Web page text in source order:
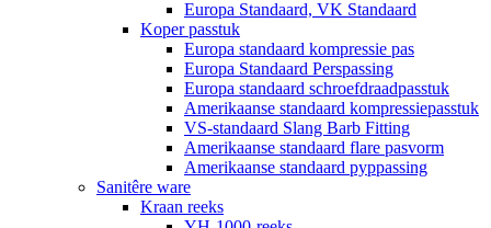
Europa Standaard, VK Standaard
Koper passtuk
Europa standaard kompressie pas
Europa Standaard Perspassing
Europa standaard schroefdraadpasstuk
Amerikaanse standaard kompressiepasstuk
VS-standaard Slang Barb Fitting
Amerikaanse standaard flare pasvorm
Amerikaanse standaard pyppassing
Sanitêre ware
Kraan reeks